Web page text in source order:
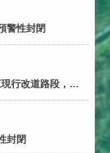
警性封閉
行改道路段，無
封閉